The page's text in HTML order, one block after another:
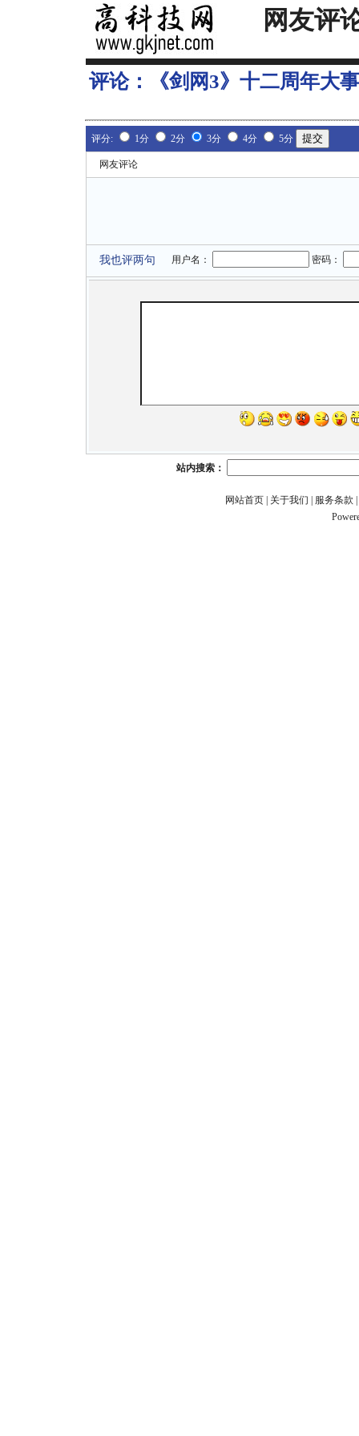
网友评
评论： 《剑网3》十二周年大
评分: 1分 2分 3分 4分 5分
网友评论
我也评两句 用户名： 密码：
站内搜索：
网站首页 关于我们 服务条款